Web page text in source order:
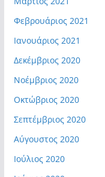
Φεβρουάριος 2021
Ιανουάριος 2021
Δεκέμβριος 2020
Νοέμβριος 2020
Οκτώβριος 2020
Σεπτέμβριος 2020
Αύγουστος 2020
Ιούλιος 2020